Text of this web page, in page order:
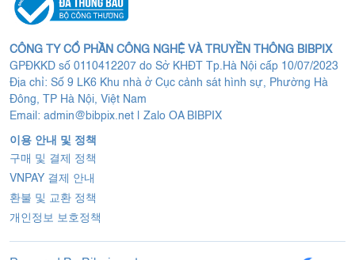
CÔNG TY CỔ PHẦN CÔNG NGHỆ VÀ TRUYỀN THÔNG BIBPIX
GPĐKKD số 0110412207 do Sở KHĐT Tp.Hà Nội cấp 10/07/2023
Địa chỉ: Số 9 LK6 Khu nhà ở Cục cảnh sát hình sự, Phường Hà
Đông, TP Hà Nội, Việt Nam
Email: admin@bibpix.net Zalo OA BIBPIX
이용 안내 및 정책
구매 및 결제 정책
VNPAY 결제 안내
환불 및 교환 정책
개인정보 보호정책